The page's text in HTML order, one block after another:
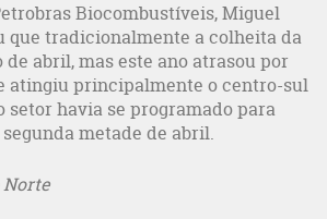
Biocombustíveis, Miguel
que tradicionalmente a colheita da
de abril, mas este ano atrasou por
atingiu principalmente o centro-sul
setor havia se programado para
metade de abril.
Norte